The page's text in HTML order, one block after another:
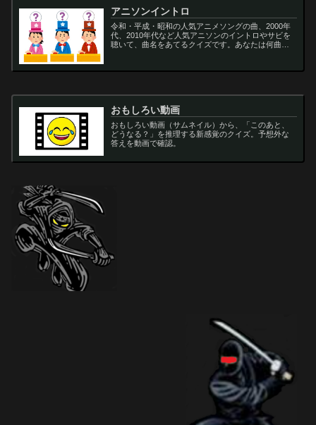
アニソンイントロ
令和・平成・昭和の人気アニメソングの曲、2000年
代、2010年代など人気アニソンのイントロやサビを
聴いて、曲名をあてるクイズです。あなたは何曲わ
おもしろい動画
おもしろい動画（サムネイル）から、「このあと、
どうなる？」を推理する新感覚のクイズ。予想外な
答えを動画で確認。